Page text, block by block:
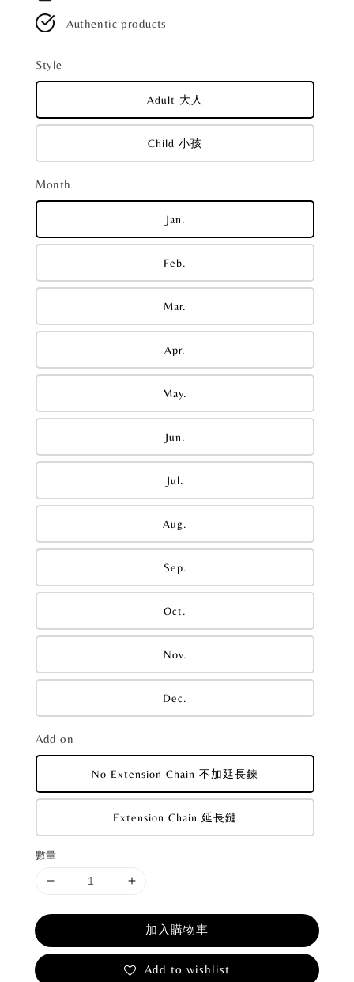
Authentic products
Style
Adult 大人
Child 小孩
Month
Jan.
Feb.
Mar.
Apr.
May.
Jun.
Jul.
Aug.
Sep.
Oct.
Nov.
Dec.
Add on
No Extension Chain 不加延長鍊
Extension Chain 延長鏈
數量
加入購物車
Add to wishlist